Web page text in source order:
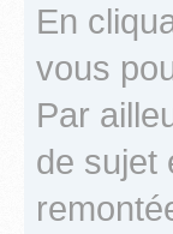
En
vous
Par
de sujet